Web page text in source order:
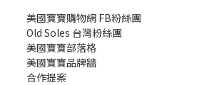
美國寶寶購物網 FB粉絲團
Old Soles 台灣粉絲團
美國寶寶部落格
美國寶寶品牌牆
合作提案